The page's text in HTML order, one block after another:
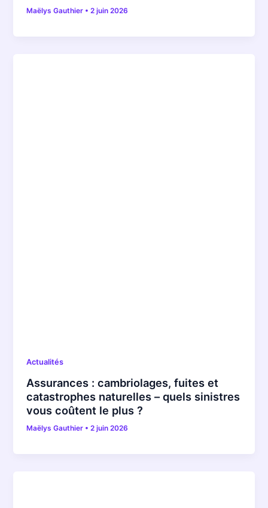
Maëlys Gauthier •2 juin 2026
Actualités
Assurances : cambriolages, fuites et
catastrophes naturelles – quels sinistres
vous coûtent le plus ?
Maëlys Gauthier •2 juin 2026